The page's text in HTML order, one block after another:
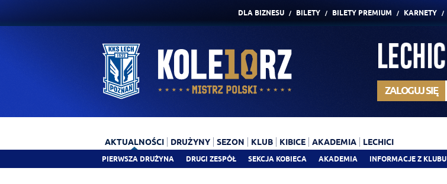
DLA BIZNESU BILETY BILETY PREMIUM KARNETY
ZALOGUJ SIĘ
AKTUALNOŚCI
PIERWSZA DRUŻYNA DRUGI ZESPÓŁ SEKCJA KOBIECA AKADEMIA INFORMACJE Z KLUBU
DRUŻYNY SEZON KLUB KIBICE AKADEMIA LECHICI